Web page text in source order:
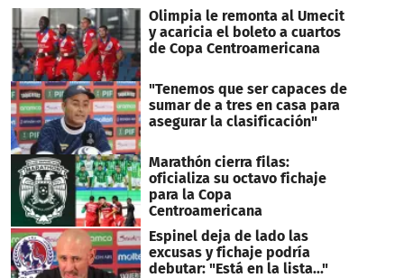
Olimpia le remonta al Umecit
y acaricia el boleto a cuartos
de Copa Centroamericana
"Tenemos que ser capaces de
sumar de a tres en casa para
asegurar la clasificación"
Marathón cierra filas:
oficializa su octavo fichaje
para la Copa
Centroamericana
Espinel deja de lado las
excusas y fichaje podría
debutar: "Está en la lista..."